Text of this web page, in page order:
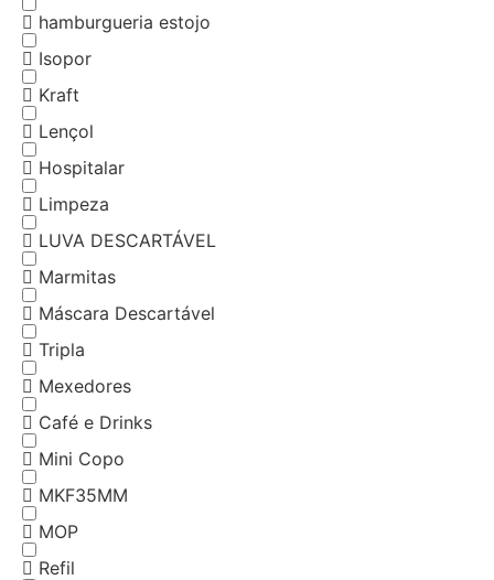
hamburgueria estojo
Isopor
Kraft
Lençol
Hospitalar
Limpeza
LUVA DESCARTÁVEL
Marmitas
Máscara Descartável
Tripla
Mexedores
Café e Drinks
Mini Copo
MKF35MM
MOP
Refil